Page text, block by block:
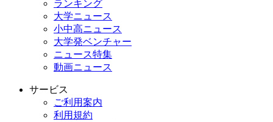
ランキング
大学ニュース
小中高ニュース
大学発ベンチャー
ニュース特集
動画ニュース
サービス
ご利用案内
利用規約